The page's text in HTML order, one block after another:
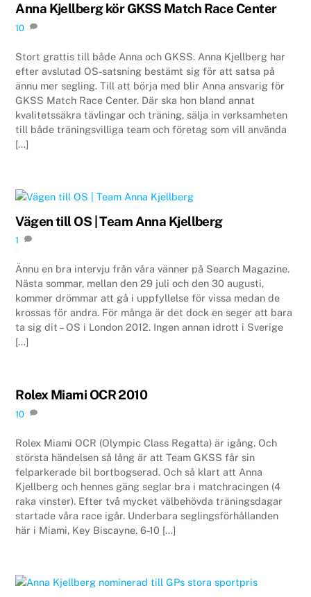
Anna Kjellberg kör GKSS Match Race Center
10
Stort grattis till både Anna och GKSS. Anna Kjellberg har
efter avslutad OS-satsning bestämt sig för att satsa på
ännu mer segling. Till att börja med blir Anna ansvarig för
GKSS Match Race Center. Där ska hon bland annat
kvalitetssäkra tävlingar och träning, sälja in verksamheten
till både träningsvilliga team och företag som vill använda
[…]
Vägen till OS | Team Anna Kjellberg
1
Ännu en bra intervju från våra vänner på Search Magazine.
Nästa sommar, mellan den 29 juli och den 30 augusti,
kommer drömmar att gå i uppfyllelse för vissa medan de
krossas för andra. För många är det dock en seger att bara
ta sig dit – OS i London 2012. Ingen annan idrott i Sverige
[…]
Rolex Miami OCR 2010
10
Rolex Miami OCR (Olympic Class Regatta) är igång. Och
största händelsen så lång är att Team GKSS får sin
felparkerade bil bortbogserad. Och så klart att Anna
Kjellberg och hennes gäng seglar bra i matchracingen (4
raka vinster). Efter två mycket välbehövda träningsdagar
startade våra race igår. Underbara seglingsförhållanden
här i Miami, Key Biscayne. 6-10 […]